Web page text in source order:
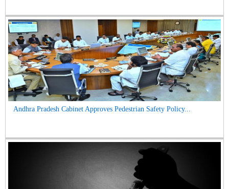
Andhra Pradesh Cabinet Approves Pedestrian Safety Policy...